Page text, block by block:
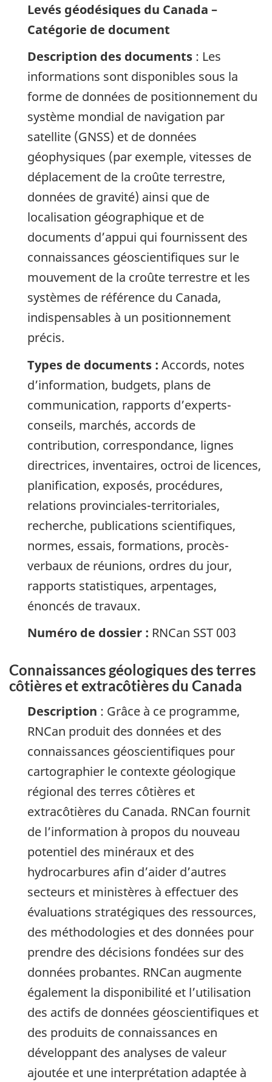
Levés géodésiques du Canada –
Catégorie de document
Description des documents : Les
informations sont disponibles sous la
forme de données de positionnement du
système mondial de navigation par
satellite (GNSS) et de données
géophysiques (par exemple, vitesses de
déplacement de la croûte terrestre,
données de gravité) ainsi que de
localisation géographique et de
documents d’appui qui fournissent des
connaissances géoscientifiques sur le
mouvement de la croûte terrestre et les
systèmes de référence du Canada,
indispensables à un positionnement
précis.
Types de documents : Accords, notes
d’information, budgets, plans de
communication, rapports d’experts-
conseils, marchés, accords de
contribution, correspondance, lignes
directrices, inventaires, octroi de licences,
planification, exposés, procédures,
relations provinciales-territoriales,
recherche, publications scientifiques,
normes, essais, formations, procès-
verbaux de réunions, ordres du jour,
rapports statistiques, arpentages,
énoncés de travaux.
Numéro de dossier : RNCan SST 003
Connaissances géologiques des terres
côtières et extracôtières du Canada
Description : Grâce à ce programme,
RNCan produit des données et des
connaissances géoscientifiques pour
cartographier le contexte géologique
régional des terres côtières et
extracôtières du Canada. RNCan fournit
de l’information à propos du nouveau
potentiel des minéraux et des
hydrocarbures afin d’aider d’autres
secteurs et ministères à effectuer des
évaluations stratégiques des ressources,
des méthodologies et des données pour
prendre des décisions fondées sur des
données probantes. RNCan augmente
également la disponibilité et l’utilisation
des actifs de données géoscientifiques et
des produits de connaissances en
développant des analyses de valeur
ajoutée et une interprétation adaptée à